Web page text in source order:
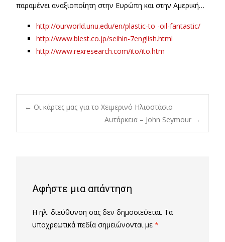
παραμένει αναξιοποίητη στην Ευρώπη και στην Αμερική…
http://ourworld.unu.edu/en/plastic-to -oil-fantastic/
http://www.blest.co.jp/seihin-7english.html
http://www.rexresearch.com/ito/ito.htm
Post
← Οι κάρτες μας για το Χειμερινό Ηλιοστάσιο
Αυτάρκεια – John Seymour →
Αφήστε μια απάντηση
Η ηλ. διεύθυνση σας δεν δημοσιεύεται. Τα
υποχρεωτικά πεδία σημειώνονται με *